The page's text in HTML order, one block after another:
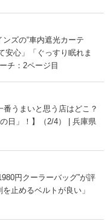
ズの“車内遮光カーテ
心」「ぐっすり眠れま
チ：2ページ目
うまいと思う店はどこ？
日」！】（2/4） | 兵庫県
円クーラーバッグ”が評
止めるベルトが良い」